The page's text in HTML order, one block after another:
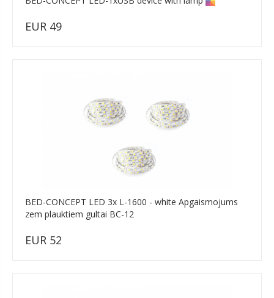
EUR 49
BED-CONCEPT LED 3x L-1600 - white Apgaismojums
zem plauktiem gultai BC-12
EUR 52